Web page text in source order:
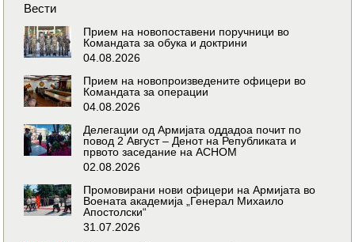
Вести
Прием на новопоставени поручници во
Командата за обука и доктрини
04.08.2026
Прием на новопроизведените офицери во
Командата за операции
04.08.2026
Делегации од Армијата оддадоа почит по
повод 2 Август – Денот на Републиката и
првото заседание на АСНОМ
02.08.2026
Промовирани нови офицери на Армијата во
Воената академија „Генерал Михаило
Апостолски“
31.07.2026